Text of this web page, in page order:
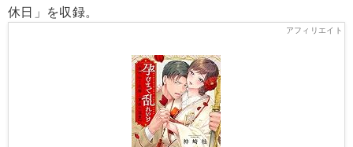
休日」を収録。